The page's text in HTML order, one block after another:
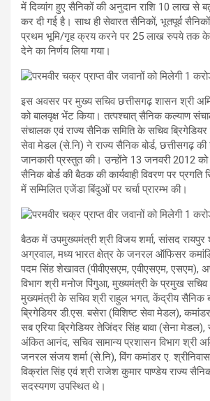
में दिव्यांग हुए सैनिकों की अनुदान राशि 10 लाख से
कर दी गई है। साथ ही सेवारत सैनिकों, भूतपूर्व
प्रथम भूमि/गृह क्रय करने पर 25 लाख रुपये तक
देने का निर्णय लिया गया।
इस अवसर पर मुख्य सचिव छत्तीसगढ़ शासन श्री
को बालवृक्ष भेंट किया। तत्पश्चात् सैनिक कल्याण
संचालक एवं राज्य सैनिक समिति के सचिव ब्रिगेडियर
सेवा मेडल (से.नि) ने राज्य सैनिक बोर्ड, छत्तीसगढ़ की
जानकारी प्रस्तुत की। उन्होंने 13 जनवरी 2012 को
सैनिक बोर्ड की बैठक की कार्यवाही विवरण पर प्रगति
में सम्मिलित एजेंडा बिंदुओं पर चर्चा प्रारम्भ की।
बैठक में उपमुख्यमंत्री श्री विजय शर्मा, सांसद रायपुर
अग्रवाल, मध्य भारत क्षेत्र के जनरल ऑफिसर
पदम सिंह शेखावत (पीवीएसएम, एवीएसएम, एसएम),
विभाग श्री मनोज पिंगुआ, मुख्यमंत्री के प्रमुख सचिव
मुख्यमंत्री के सचिव श्री राहुल भगत, केंद्रीय सैनिक
ब्रिगेडियर डी.एस. बसेरा (विशिष्ट सेवा मेडल),
सब एरिया ब्रिगेडियर तेजिंदर सिंह बावा (सेना मेडल),
अंकित आनंद, सचिव सामान्य प्रशासन विभाग श्री
जनरल संजय शर्मा (से.नि), विंग कमांडर ए.
विक्रांत सिंह एवं श्री राजेश कुमार पाण्डेय राज्य
सदस्यगण उपस्थित थे।